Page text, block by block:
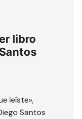
libro
leíste»,
Santos